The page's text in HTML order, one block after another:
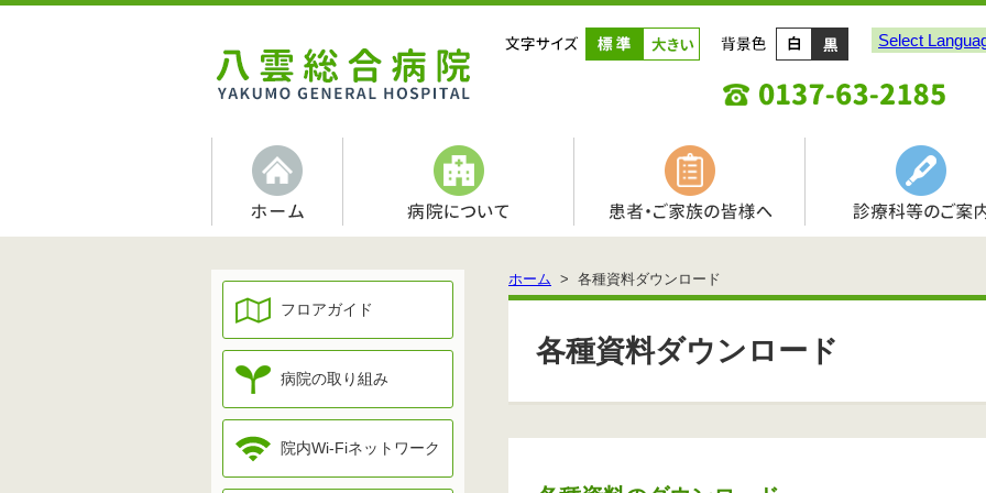
Select
ホーム > 各種資料ダウンロード
各種資料ダウンロード
フロアガイド
病院の取り組み
院内Wi-Fiネットワーク